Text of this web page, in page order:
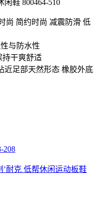
尚 简约时尚 减震防滑 低
与防水性
持干爽舒适
近足部天然形态 橡胶外底
208
’耐克 低帮休闲运动板鞋